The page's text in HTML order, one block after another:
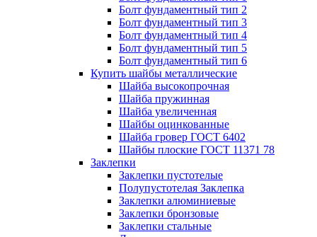
Болт фундаментный тип 2
Болт фундаментный тип 3
Болт фундаментный тип 4
Болт фундаментный тип 5
Болт фундаментный тип 6
Купить шайбы металлические
Шайба высокопрочная
Шайба пружинная
Шайба увеличенная
Шайбы оцинкованные
Шайба гровер ГОСТ 6402
Шайбы плоские ГОСТ 11371 78
Заклепки
Заклепки пустотелые
Полупустотелая Заклепка
Заклепки алюминиевые
Заклепки бронзовые
Заклепки стальные